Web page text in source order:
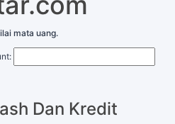
mata uang.
Dan Kredit